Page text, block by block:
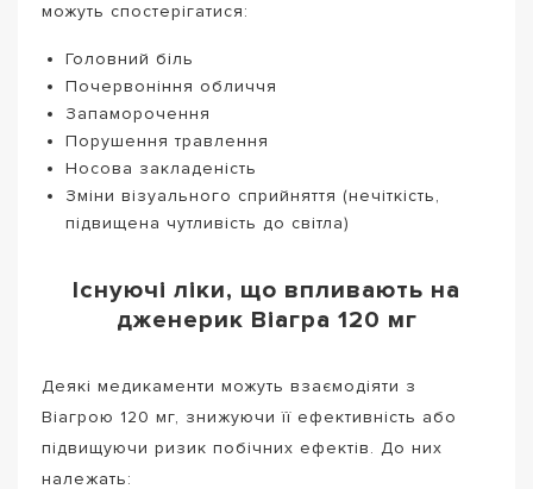
можуть спостерігатися:
Головний біль
Почервоніння обличчя
Запаморочення
Порушення травлення
Носова закладеність
Зміни візуального сприйняття (нечіткість,
підвищена чутливість до світла)
Існуючі ліки, що впливають на
дженерик Віагра 120 мг
Деякі медикаменти можуть взаємодіяти з
Віагрою 120 мг, знижуючи її ефективність або
підвищуючи ризик побічних ефектів. До них
належать: